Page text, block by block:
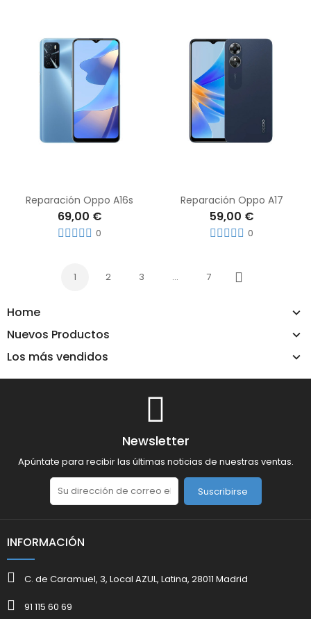
Home
Nuevos Productos
Los más vendidos
Reparación Oppo A16s
69,00 €
0
Reparación Oppo A17
59,00 €
0
1 2 3 … 7
Siguiente
Newsletter
Apúntate para recibir las últimas noticias de nuestras ventas.
Suscribirse
INFORMACIÓN
C. de Caramuel, 3, Local AZUL, Latina, 28011 Madrid
91 115 60 69